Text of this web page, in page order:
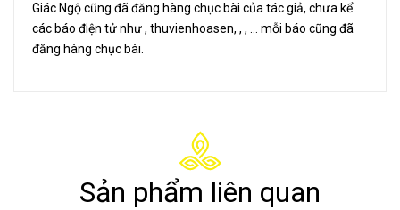
Giác Ngộ cũng đã đăng hàng chục bài của tác giả, chưa kể
các báo điện tử như , thuvienhoasen, , , … mỗi báo cũng đã
đăng hàng chục bài.
Sản phẩm liên quan